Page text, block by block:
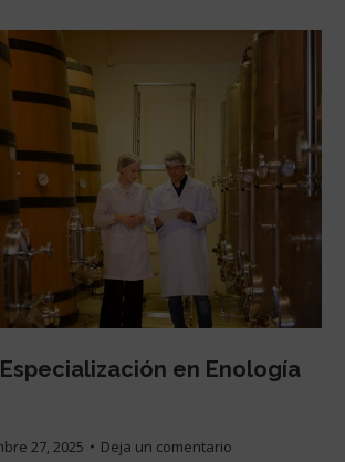
en Enología
27, 2025 Deja un comentario